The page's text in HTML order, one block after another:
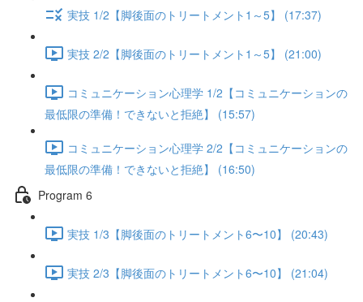
実技 1/2【脚後面のトリートメント1～5】 (17:37)
実技 2/2【脚後面のトリートメント1～5】 (21:00)
コミュニケーション心理学 1/2【コミュニケーションの
最低限の準備！できないと拒絶】 (15:57)
コミュニケーション心理学 2/2【コミュニケーションの
最低限の準備！できないと拒絶】 (16:50)
Program 6
実技 1/3【脚後面のトリートメント6〜10】 (20:43)
実技 2/3【脚後面のトリートメント6〜10】 (21:04)